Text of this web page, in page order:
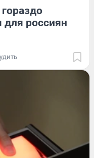
для россиян